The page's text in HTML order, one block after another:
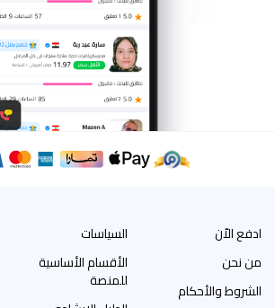
ادفع الاّن
من نحن
الشروط والأحكام
السياسات
الأقسام الأساسية
للمنصة